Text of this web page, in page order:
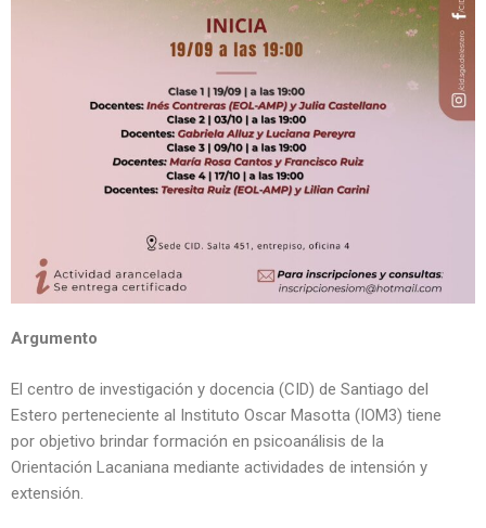
Argumento
El centro de investigación y docencia (CID) de Santiago del
Estero perteneciente al Instituto Oscar Masotta (IOM3) tiene
por objetivo brindar formación en psicoanálisis de la
Orientación Lacaniana mediante actividades de intensión y
extensión.